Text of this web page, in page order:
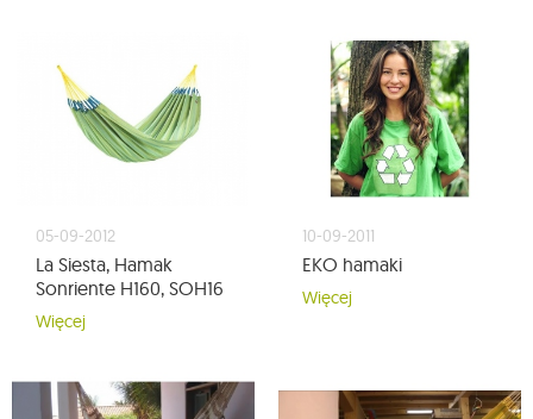
05-09-2012
La Siesta, Hamak
Sonriente H160, SOH16
Więcej
10-09-2011
EKO hamaki
Więcej